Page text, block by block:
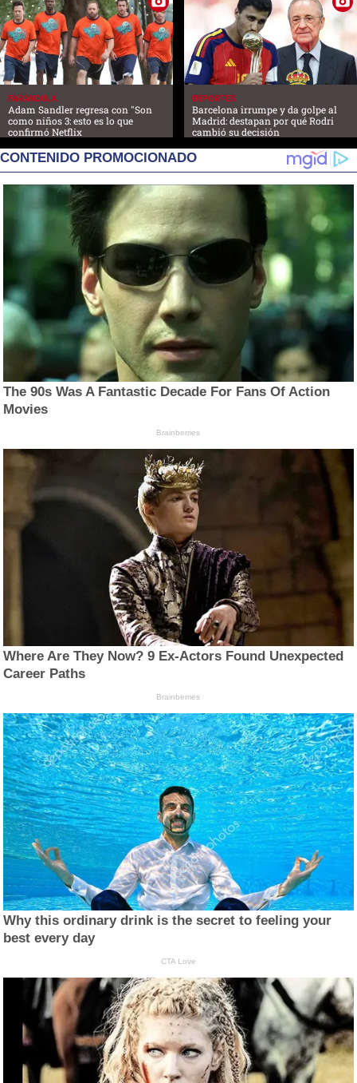
FARANDULA
Adam Sandler regresa con "Son
como niños 3: esto es lo que
confirmó Netflix
DEPORTES
Barcelona irrumpe y da golpe al
Madrid: destapan por qué Rodri
cambió su decisión
CONTENIDO PROMOCIONADO
The 90s Was A Fantastic Decade For Fans Of Action
Movies
Brainberries
Where Are They Now? 9 Ex-Actors Found Unexpected
Career Paths
Brainberries
Why this ordinary drink is the secret to feeling your
best every day
CTA Love